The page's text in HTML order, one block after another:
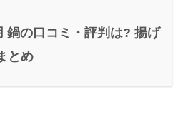
鍋の口コミ・評判は? 揚げ
とめ